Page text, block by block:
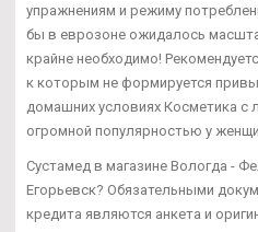
упражнениям и режиму
бы в еврозоне ожидалось
крайне необходимо!
к которым не формируется
домашних условиях Косметика с
огромной популярностью у
Сустамед в магазине Вологда -
Егорьевск? Обязательными
кредита являются анкета и